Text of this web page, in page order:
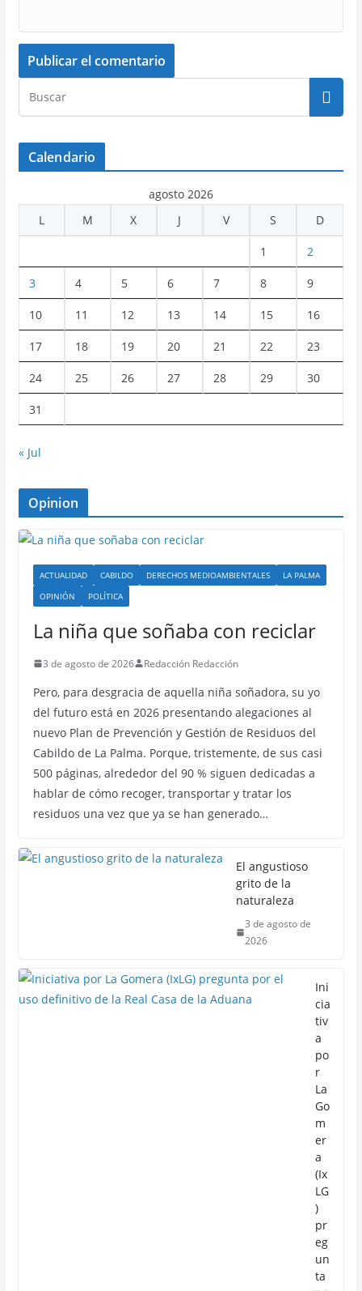
Calendario
agosto 2026
L
M X J V S D
1 2
3 4 5 6 7 8 9
10 11 12 13 14 15 16
17 18 19 20 21 22 23
24 25 26 27 28 29 30
31
« Jul
Opinion
ACTUALIDAD CABILDO DERECHOS MEDIOAMBIENTALES
LA PALMA
OPINIÓN
POLÍTICA
La niña que soñaba con reciclar
3 de agosto de 2026 Redacción Redacción
Pero, para desgracia de aquella niña soñadora, su yo
del futuro está en 2026 presentando alegaciones al
nuevo Plan de Prevención y Gestión de Residuos del
Cabildo de La Palma. Porque, tristemente, de sus casi
500 páginas, alrededor del 90 % siguen dedicadas a
hablar de cómo recoger, transportar y tratar los
residuos una vez que ya se han generado…
El angustioso
grito de la
naturaleza
3 de agosto de
2026
Ini
cia
tiv
a
po
r
La
Go
m
er
a
(Ix
LG
)
pr
eg
un
ta